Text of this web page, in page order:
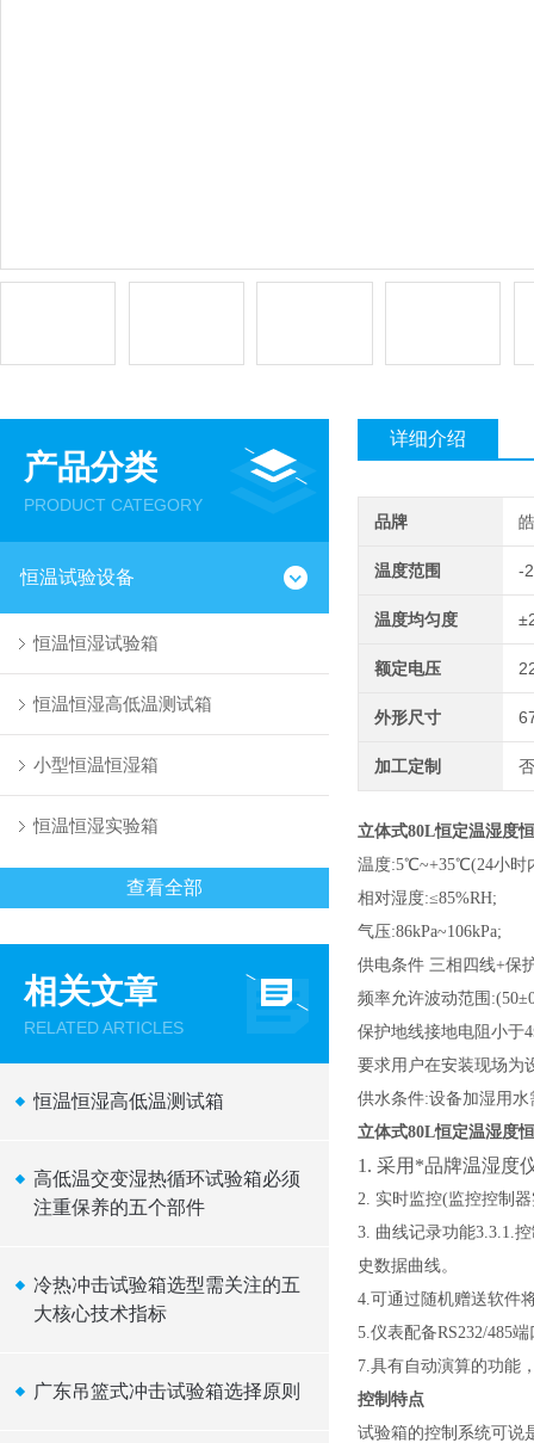
产品分类
PRODUCT CATEGORY
恒温试验设备
恒温恒湿试验箱
恒温恒湿高低温测试箱
小型恒温恒湿箱
恒温恒湿实验箱
查看全部
相关文章
RELATED ARTICLES
恒温恒湿高低温测试箱
高低温交变湿热循环试验箱必须
注重保养的五个部件
冷热冲击试验箱选型需关注的五
大核心技术指标
广东吊篮式冲击试验箱选择原则
详细介绍
品牌
温度范围 -
温度均匀度
额定电压
外形尺寸
加工定制
立体式80L恒定温湿度
温度:5℃~+35℃(24小时
相对湿度:≤85%RH;
气压:86kPa~106kPa;
供电条件 三相四线+保
频率允许波动范围
保护地线接地电阻小于
要求用户在安装现场为
供水条件:设备加湿用
立体式80L恒定温湿度
1. 采用*品牌温湿度
2. 实时监控(监控控制
3. 曲线记录功能3.3.1.
史数据曲线。
4.可通过随机赠送软件
5.仪表配备RS232/485端
7.具有自动演算的功能
控制特点
试验箱的控制系统可说